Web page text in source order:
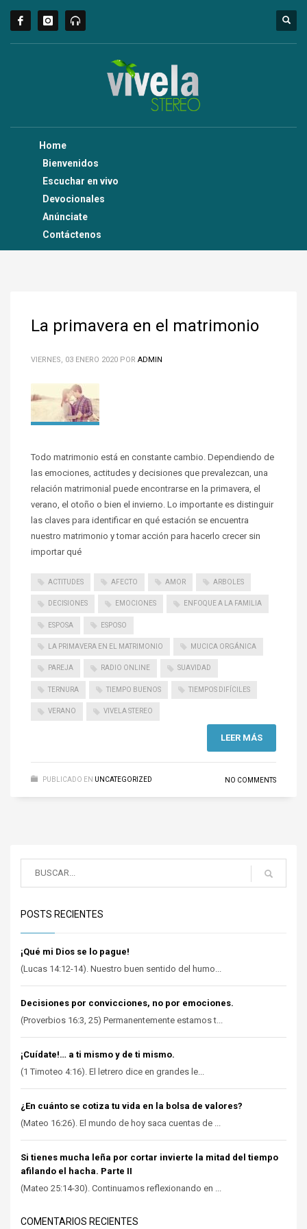
Home
Bienvenidos
Escuchar en vivo
Devocionales
Anúnciate
Contáctenos
La primavera en el matrimonio
VIERNES, 03 ENERO 2020 POR ADMIN
Todo matrimonio está en constante cambio. Dependiendo de
las emociones, actitudes y decisiones que prevalezcan, una
relación matrimonial puede encontrarse en la primavera, el
verano, el otoño o bien el invierno. Lo importante es distinguir
las claves para identificar en qué estación se encuentra
nuestro matrimonio y tomar acción para hacerlo crecer sin
importar qué
ACTITUDES AFECTO AMOR ARBOLES
DECISIONES EMOCIONES ENFOQUE A LA FAMILIA
ESPOSA ESPOSO
LA PRIMAVERA EN EL MATRIMONIO MUCICA ORGÁNICA
PAREJA RADIO ONLINE SUAVIDAD
TERNURA TIEMPO BUENOS TIEMPOS DIFÍCILES
VERANO VIVELA STEREO
LEER MÁS
PUBLICADO EN UNCATEGORIZED NO COMMENTS
POSTS RECIENTES
¡Qué mi Dios se lo pague!
(Lucas 14:12-14). Nuestro buen sentido del humo...
Decisiones por convicciones, no por emociones.
(Proverbios 16:3, 25) Permanentemente estamos t...
¡Cuídate!… a ti mismo y de ti mismo.
(1 Timoteo 4:16). El letrero dice en grandes le...
¿En cuánto se cotiza tu vida en la bolsa de valores?
(Mateo 16:26). El mundo de hoy saca cuentas de ...
Si tienes mucha leña por cortar invierte la mitad del tiempo
afilando el hacha. Parte II
(Mateo 25:14-30). Continuamos reflexionando en ...
COMENTARIOS RECIENTES